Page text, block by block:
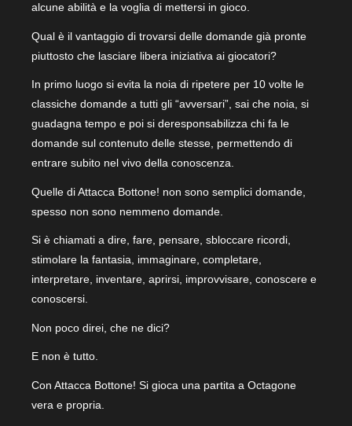
alcune abilità e la voglia di mettersi in gioco.
Qual è il vantaggio di trovarsi delle domande già pronte
piuttosto che lasciare libera iniziativa ai giocatori?
In primo luogo si evita la noia di ripetere per 10 volte le
classiche domande a tutti gli “avversari”, sai che noia, si
guadagna tempo e poi si deresponsabilizza chi fa le
domande sul contenuto delle stesse, permettendo di
entrare subito nel vivo della conoscenza.
Quelle di Attacca Bottone! non sono semplici domande,
spesso non sono nemmeno domande.
Si è chiamati a dire, fare, pensare, sbloccare ricordi,
stimolare la fantasia, immaginare, completare,
interpretare, inventare, aprirsi, improvvisare, conoscere e
conoscersi.
Non poco direi, che ne dici?
E non è tutto.
Con Attacca Bottone! Si gioca una partita a Octagone
vera e propria.